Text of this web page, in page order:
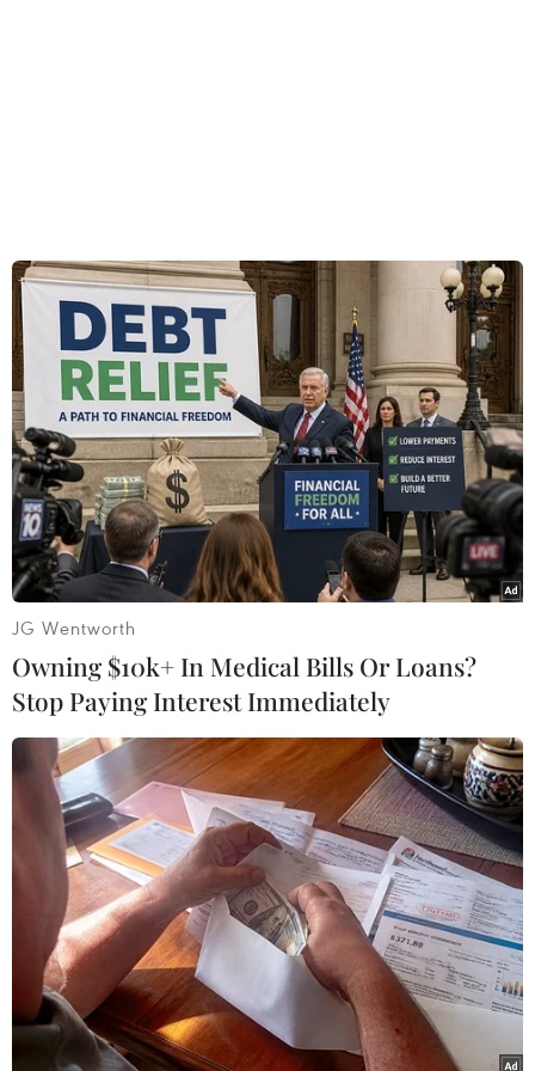
khi máy bay MS804 bị rơi
06/07/2016 02:54
Trục vớt được toàn bộ thi thể
trong vụ rơi máy bay MS804
04/07/2016 07:31
Tìm thấy toàn bộ các thi thể nạn
nhân vụ rơi máy bay MS804
Ai Cập thông báo bộ nhớ hộp đen
máy bay MS804 không hư hại
02/07/2016 12:29
Vụ tai nạn MS804: Có khói trong máy
bay trước khi rơi
29/06/2016 22:44
JG Wentworth
Owning $10k+ In Medical Bills Or Loans?
Stop Paying Interest Immediately